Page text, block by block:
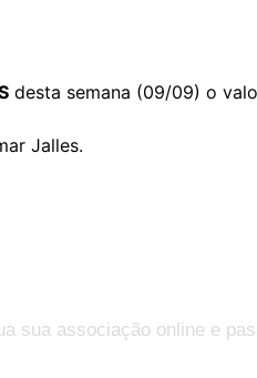
desta semana (09/09) o
Jalles.
sua associação online e